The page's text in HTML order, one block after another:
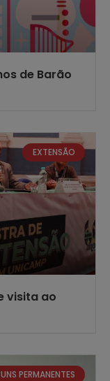
de Barão
EXTENSÃO
visita ao
PERMANENTES